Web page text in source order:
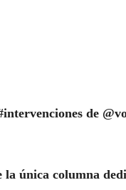
de
la única columna